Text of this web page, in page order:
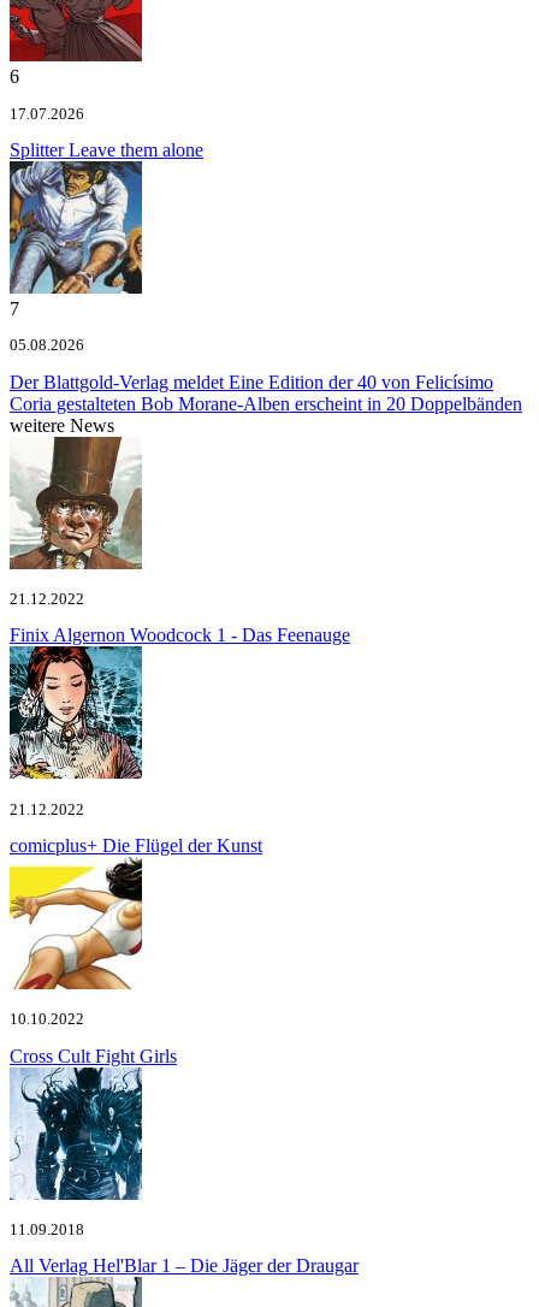
6
17.07.2026
SplitterLeave them alone
7
05.08.2026
Der Blattgold-Verlag meldet Eine Edition der 40 von Felicísimo
Coria gestalteten Bob Morane-Alben erscheint in 20 Doppelbänden
weitere News
21.12.2022
Finix Algernon Woodcock 1 - Das Feenauge
21.12.2022
comicplus+ Die Flügel der Kunst
10.10.2022
Cross Cult Fight Girls
11.09.2018
All Verlag Hel'Blar 1 – Die Jäger der Draugar